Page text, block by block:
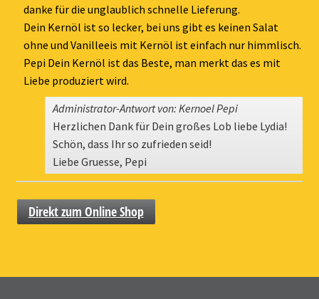
danke für die unglaublich schnelle Lieferung.
Dein Kernöl ist so lecker, bei uns gibt es keinen Salat
ohne und Vanilleeis mit Kernöl ist einfach nur himmlisch.
Pepi Dein Kernöl ist das Beste, man merkt das es mit
Liebe produziert wird.
Administrator-Antwort von: Kernoel Pepi
Herzlichen Dank für Dein großes Lob liebe Lydia!
Schön, dass Ihr so zufrieden seid!
Liebe Gruesse, Pepi
Direkt zum Online Shop